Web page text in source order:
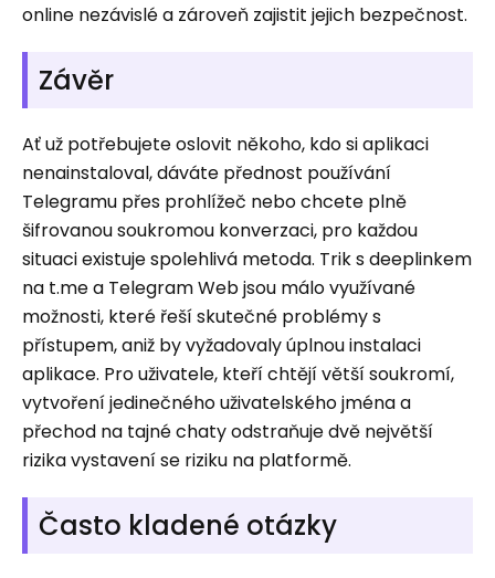
online nezávislé a zároveň zajistit jejich bezpečnost.
Závěr
Ať už potřebujete oslovit někoho, kdo si aplikaci
nenainstaloval, dáváte přednost používání
Telegramu přes prohlížeč nebo chcete plně
šifrovanou soukromou konverzaci, pro každou
situaci existuje spolehlivá metoda. Trik s deeplinkem
na t.me a Telegram Web jsou málo využívané
možnosti, které řeší skutečné problémy s
přístupem, aniž by vyžadovaly úplnou instalaci
aplikace. Pro uživatele, kteří chtějí větší soukromí,
vytvoření jedinečného uživatelského jména a
přechod na tajné chaty odstraňuje dvě největší
rizika vystavení se riziku na platformě.
Často kladené otázky